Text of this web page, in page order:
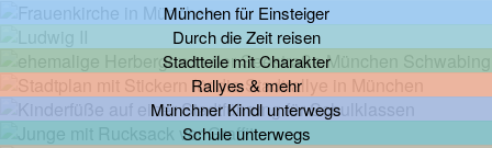
München für Einsteiger
Durch die Zeit reisen
Stadtteile mit Charakter
Rallyes & mehr
Münchner Kindl unterwegs
Schule unterwegs